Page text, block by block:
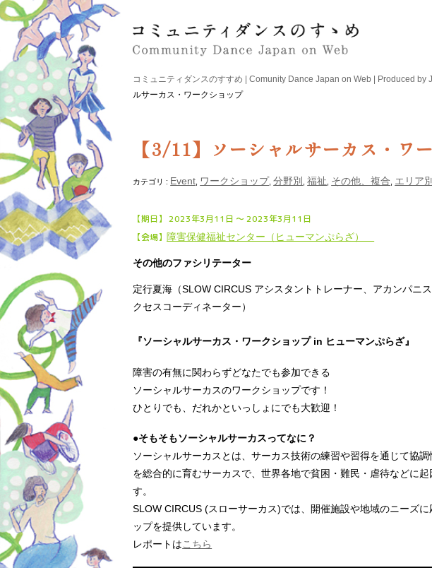
コミュニティダンスのすすめ | Comunity Dance Japan on Web | Produced by
ルサーカス・ワークショップ
【3/11】ソーシャルサーカス・ワ
カテゴリ : Event ワークショップ ,分野別 ,福祉 その他、複合 エリア別
【期日】 2023年3月11日 〜 2023年3月11日
【会場】 障害保健福祉センター（ヒューマンぷらざ）
その他のファシリテーター
定行夏海（SLOW CIRCUS アシスタントトレーナー、アカンパニ
クセスコーディネーター）
『ソーシャルサーカス・ワークショップ in ヒューマンぷらざ』
障害の有無に関わらずどなたでも参加できる
ソーシャルサーカスのワークショップです！
ひとりでも、だれかといっしょにでも大歓迎！
●そもそもソーシャルサーカスってなに？
ソーシャルサーカスとは、サーカス技術の練習や習得を通じて協
を総合的に育むサーカスで、世界各地で貧困・難民・虐待などに
す。
SLOW CIRCUS (スローサーカス)では、開催施設や地域のニーズ
ップを提供しています。
レポートはこちら